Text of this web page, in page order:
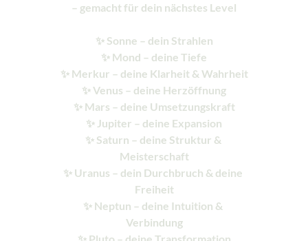
– gemacht für dein nächstes Level
✨ Sonne – dein Strahlen
✨ Mond – deine Tiefe
✨ Merkur – deine Klarheit & Wahrheit
✨ Venus – deine Herzöffnung
✨ Mars – deine Umsetzungskraft
✨ Jupiter – deine Expansion
✨ Saturn – deine Struktur &
Meisterschaft
✨ Uranus – dein Durchbruch & deine
Freiheit
✨ Neptun – deine Intuition &
Verbindung